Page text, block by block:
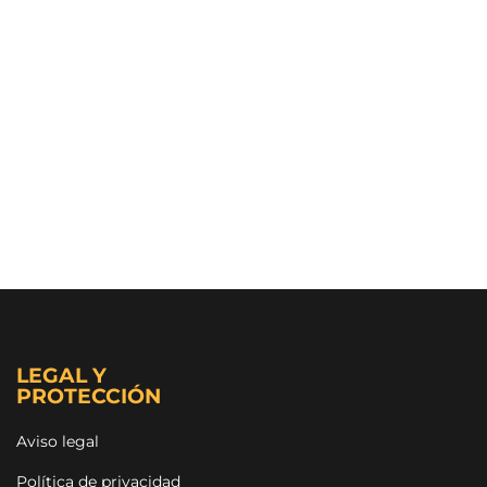
LEGAL Y
PROTECCIÓN
Aviso legal
Política de privacidad